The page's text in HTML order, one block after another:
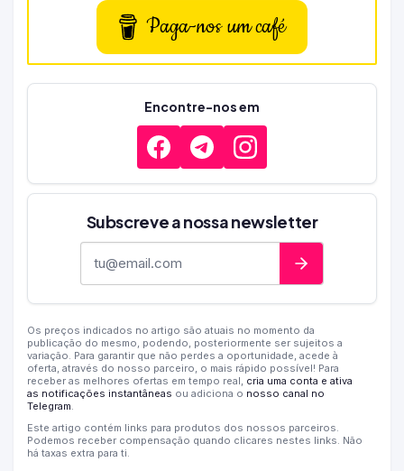
Paga-nos um café
Encontre-nos em
Subscreve a nossa newsletter
Os preços indicados no artigo são atuais no momento da
publicação do mesmo, podendo, posteriormente ser sujeitos a
variação. Para garantir que não perdes a oportunidade, acede à
oferta, através do nosso parceiro, o mais rápido possível! Para
receber as melhores ofertas em tempo real, cria uma conta e ativa
as notificações instantâneas ou adiciona o nosso canal no
Telegram.
Este artigo contém links para produtos dos nossos parceiros.
Podemos receber compensação quando clicares nestes links. Não
há taxas extra para ti.